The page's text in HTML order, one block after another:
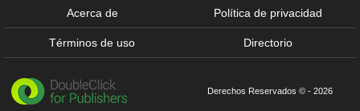
Acerca de Política de privacidad
Términos de uso Directorio
Derechos Reservados © - 2026